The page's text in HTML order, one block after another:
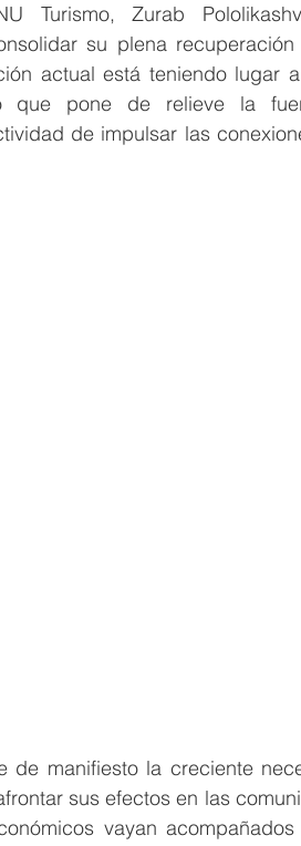
Turismo, Zurab
su plena
actual está teniendo lugar
que pone de relieve la
de impulsar las
de manifiesto la creciente
sus efectos en las
vayan